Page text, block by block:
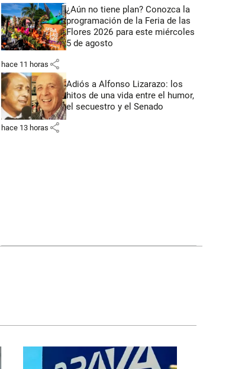
¿Aún no tiene plan? Conozca la
programación de la Feria de las
Flores 2026 para este miércoles
5 de agosto
hace 11 horas share
Adiós a Alfonso Lizarazo: los
hitos de una vida entre el humor,
el secuestro y el Senado
hace 13 horas share